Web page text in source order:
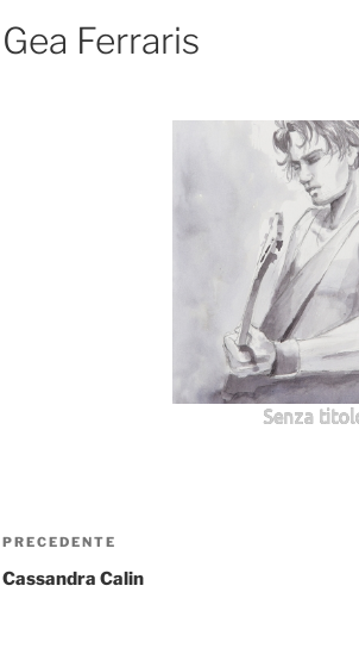
Gea Ferraris
Senza
Navigazione
articoli
Articolo
precedente:
PRECEDENTE
Cassandra Calin